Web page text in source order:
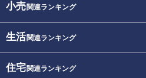
小売関連ランキング
生活関連ランキング
住宅関連ランキング